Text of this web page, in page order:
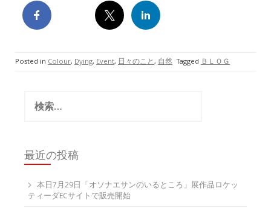
Posted in Colour, Dying, Event, 日々のこと, 自然 Tagged ＢＬＯＧ
最近の投稿
本日7月29日「オソナエサンのいるところ」展作品ロケッ
ティーダECサイトで販売開始